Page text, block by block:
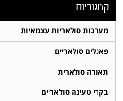
קטגוריות
מערכות סולאריות עצמאיות
פאנלים סולאריים
תאורה סולארית
בקרי טעינה סולאריים